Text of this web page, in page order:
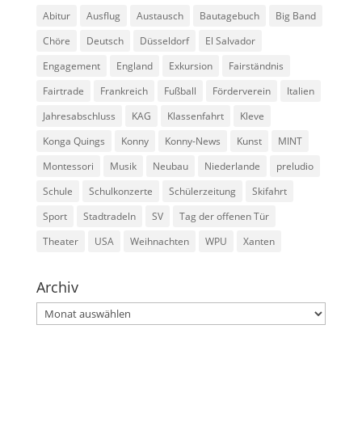
Abitur Ausflug Austausch Bautagebuch
Big Band
Chöre
Deutsch Düsseldorf
El Salvador
Engagement
England Exkursion
Fairständnis
Fairtrade
Frankreich Fußball Förderverein
Italien
Jahresabschluss
KAG Klassenfahrt
Kleve
Konga Quings
Konny Konny-News Kunst
MINT
Montessori
Musik Neubau Niederlande
preludio
Schule
Schulkonzerte Schülerzeitung
Skifahrt
Sport
Stadtradeln SV
Tag der offenen Tür
Theater
USA Weihnachten WPU Xanten
Archiv
Archiv